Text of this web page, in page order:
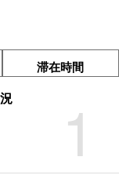
滞在時間
1